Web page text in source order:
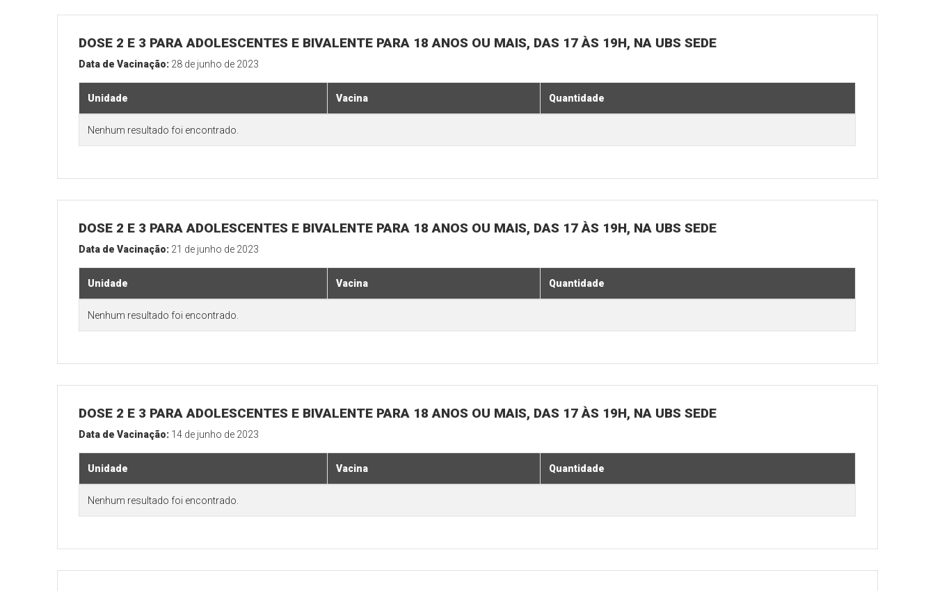
DOSE 2 E 3 PARA ADOLESCENTES E BIVALENTE PARA 18 ANOS OU MAIS, DAS 17 ÀS 19H, NA UBS SEDE
Data de Vacinação: 28 de junho de 2023
Unidade Vacina Quantidade
Nenhum resultado foi encontrado.
DOSE 2 E 3 PARA ADOLESCENTES E BIVALENTE PARA 18 ANOS OU MAIS, DAS 17 ÀS 19H, NA UBS SEDE
Data de Vacinação: 21 de junho de 2023
Unidade Vacina Quantidade
Nenhum resultado foi encontrado.
DOSE 2 E 3 PARA ADOLESCENTES E BIVALENTE PARA 18 ANOS OU MAIS, DAS 17 ÀS 19H, NA UBS SEDE
Data de Vacinação: 14 de junho de 2023
Unidade Vacina Quantidade
Nenhum resultado foi encontrado.